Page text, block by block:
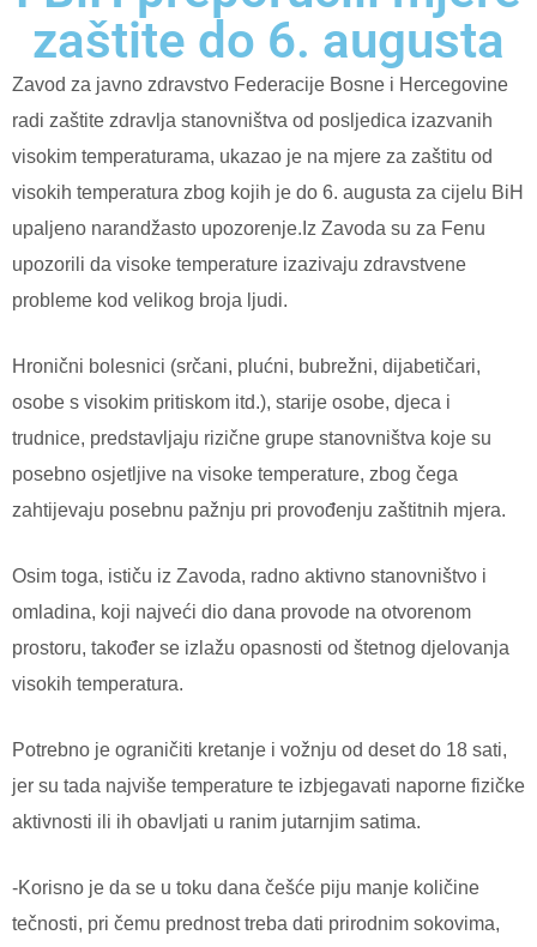
zaštite do 6. augusta
Zavod za javno zdravstvo Federacije Bosne i Hercegovine
radi zaštite zdravlja stanovništva od posljedica izazvanih
visokim temperaturama, ukazao je na mjere za zaštitu od
visokih temperatura zbog kojih je do 6. augusta za cijelu BiH
upaljeno narandžasto upozorenje.Iz Zavoda su za Fenu
upozorili da visoke temperature izazivaju zdravstvene
probleme kod velikog broja ljudi.
Hronični bolesnici (srčani, plućni, bubrežni, dijabetičari,
osobe s visokim pritiskom itd.), starije osobe, djeca i
trudnice, predstavljaju rizične grupe stanovništva koje su
posebno osjetljive na visoke temperature, zbog čega
zahtijevaju posebnu pažnju pri provođenju zaštitnih mjera.
Osim toga, ističu iz Zavoda, radno aktivno stanovništvo i
omladina, koji najveći dio dana provode na otvorenom
prostoru, također se izlažu opasnosti od štetnog djelovanja
visokih temperatura.
Potrebno je ograničiti kretanje i vožnju od deset do 18 sati,
jer su tada najviše temperature te izbjegavati naporne fizičke
aktivnosti ili ih obavljati u ranim jutarnjim satima.
-Korisno je da se u toku dana češće piju manje količine
tečnosti, pri čemu prednost treba dati prirodnim sokovima,